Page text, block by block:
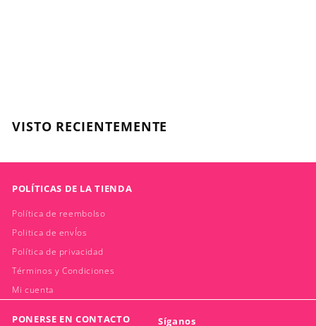
9
VISTO RECIENTEMENTE
POLÍTICAS DE LA TIENDA
Política de reembolso
Politica de envÍos
Política de privacidad
Términos y Condiciones
Mi cuenta
PONERSE EN CONTACTO Síganos